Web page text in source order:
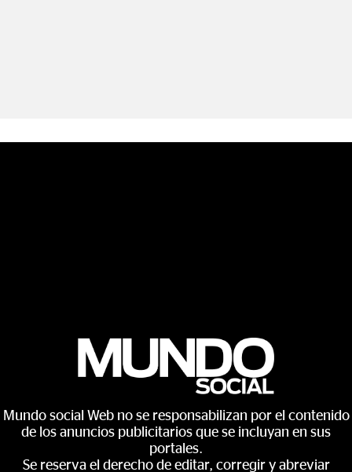
Mundo social Web no se responsabilizan por el contenido
de los anuncios publicitarios que se incluyan en sus
portales.
Se reserva el derecho de editar, corregir y abreviar